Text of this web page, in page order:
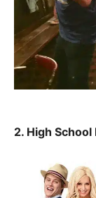
2. High